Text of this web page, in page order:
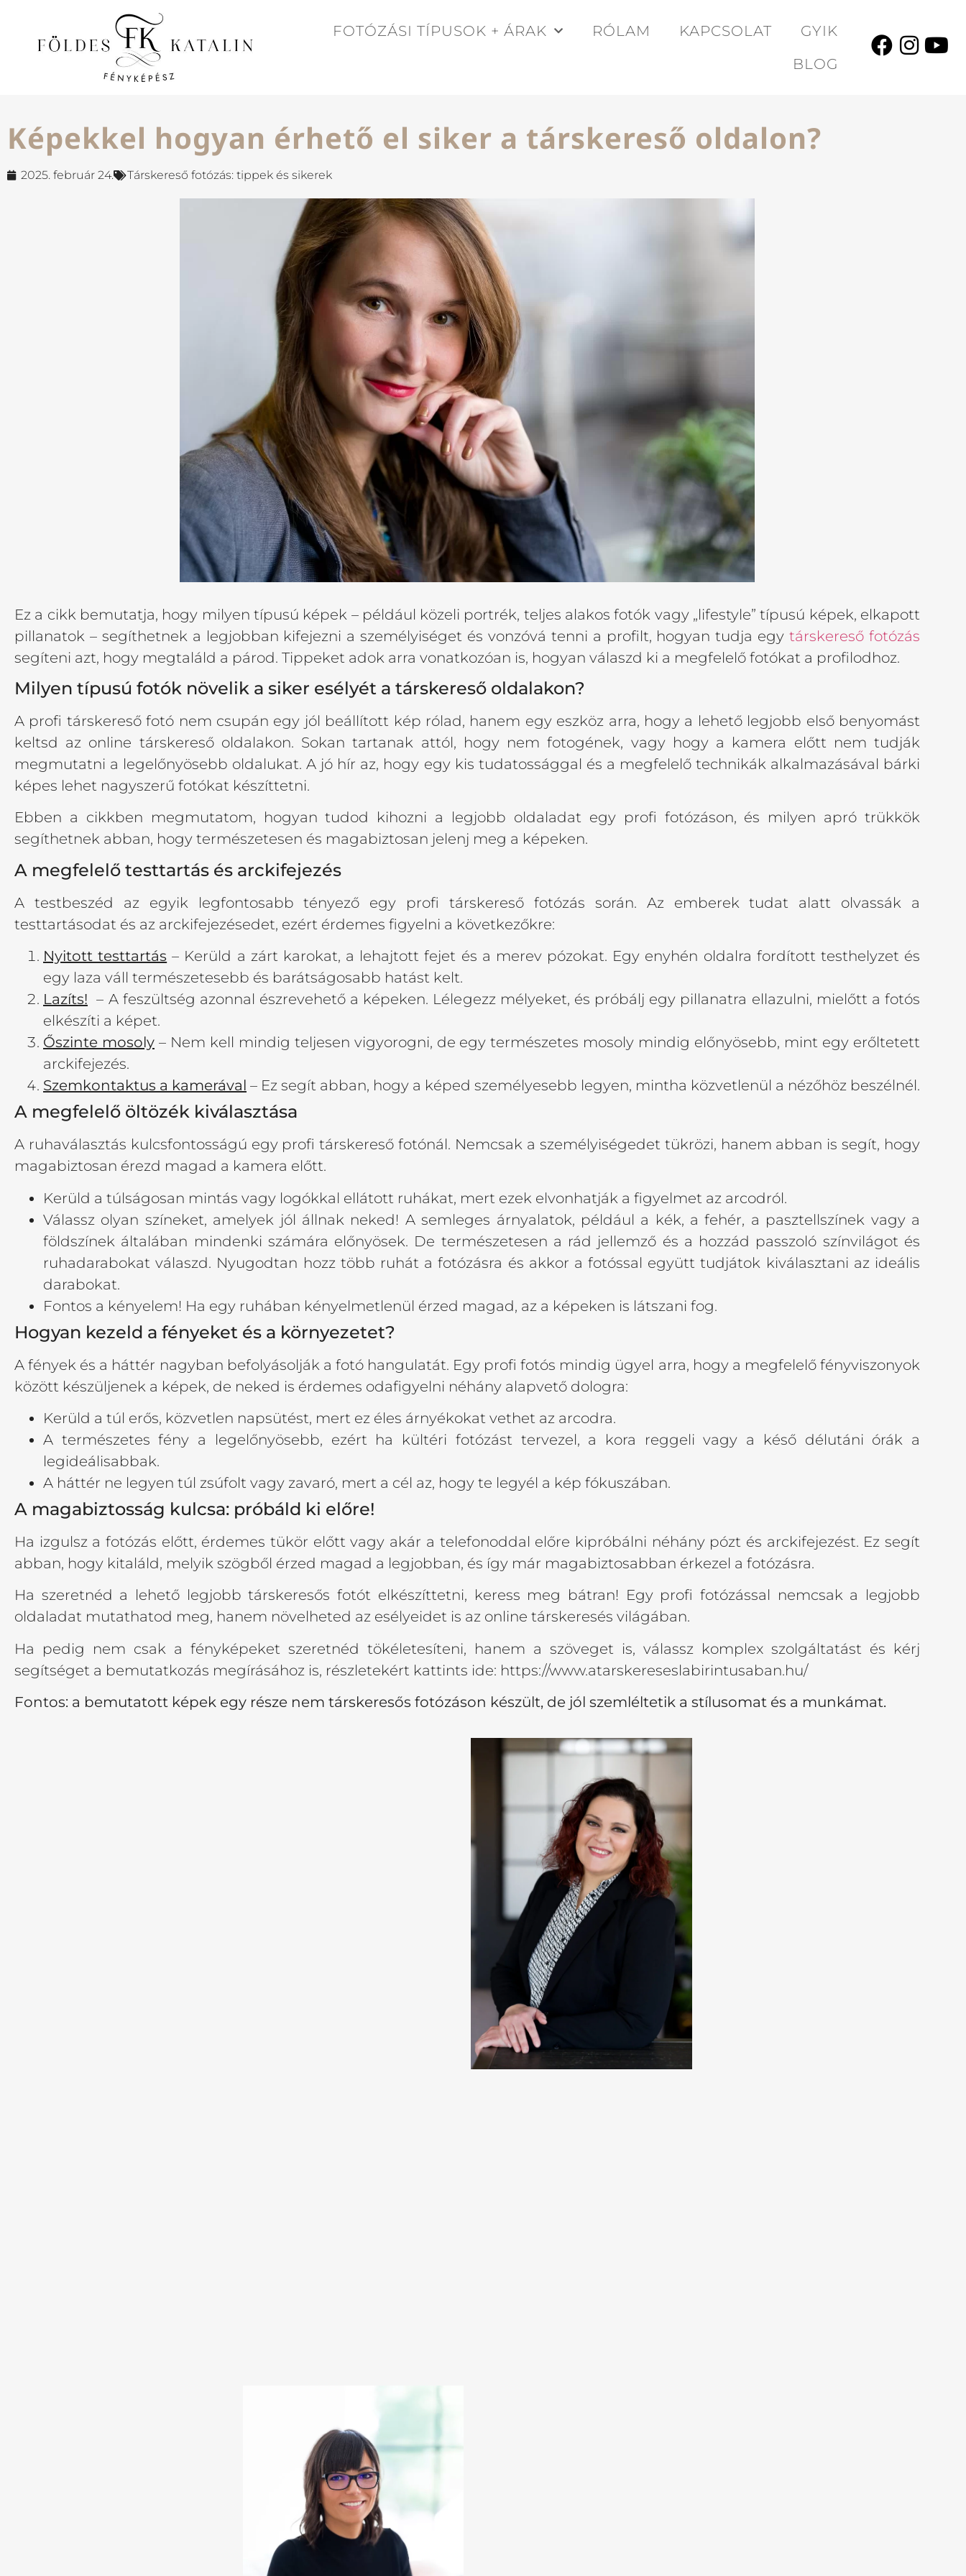
FOTÓZÁSI TÍPUSOK + ÁRAK RÓLAM KAPCSOLAT
GYIK
BLOG
Képekkel hogyan érhető el siker a társkereső oldalon?
2025. február 24. Társkereső fotózás: tippek és sikerek
Ez a cikk bemutatja, hogy milyen típusú képek – például közeli portrék, teljes alakos fotók vagy „lifestyle” típusú képek, elkapott
pillanatok – segíthetnek a legjobban kifejezni a személyiséget és vonzóvá tenni a profilt, hogyan tudja egytárskereső fotózás
segíteni azt, hogy megtaláld a párod. Tippeket adok arra vonatkozóan is, hogyan válaszd ki a megfelelő fotókat a profilodhoz.
Milyen típusú fotók növelik a siker esélyét a társkereső oldalakon?
A profi társkereső fotó nem csupán egy jól beállított kép rólad, hanem egy eszköz arra, hogy a lehető legjobb első benyomást
keltsd az online társkereső oldalakon. Sokan tartanak attól, hogy nem fotogének, vagy hogy a kamera előtt nem tudják
megmutatni a legelőnyösebb oldalukat. A jó hír az, hogy egy kis tudatossággal és a megfelelő technikák alkalmazásával bárki
képes lehet nagyszerű fotókat készíttetni.
Ebben a cikkben megmutatom, hogyan tudod kihozni a legjobb oldaladat egy profi fotózáson, és milyen apró trükkök
segíthetnek abban, hogy természetesen és magabiztosan jelenj meg a képeken.
A megfelelő testtartás és arckifejezés
A testbeszéd az egyik legfontosabb tényező egy profi társkereső fotózás során. Az emberek tudat alatt olvassák a
testtartásodat és az arckifejezésedet, ezért érdemes figyelni a következőkre:
Nyitott testtartás – Kerüld a zárt karokat, a lehajtott fejet és a merev pózokat. Egy enyhén oldalra fordított testhelyzet és
egy laza váll természetesebb és barátságosabb hatást kelt.
Lazíts! – A feszültség azonnal észrevehető a képeken. Lélegezz mélyeket, és próbálj egy pillanatra ellazulni, mielőtt a fotós
elkészíti a képet.
Őszinte mosoly– Nem kell mindig teljesen vigyorogni, de egy természetes mosoly mindig előnyösebb, mint egy erőltetett
arckifejezés.
Szemkontaktus a kamerával – Ez segít abban, hogy a képed személyesebb legyen, mintha közvetlenül a nézőhöz beszélnél.
A megfelelő öltözék kiválasztása
A ruhaválasztás kulcsfontosságú egy profi társkereső fotónál. Nemcsak a személyiségedet tükrözi, hanem abban is segít, hogy
magabiztosan érezd magad a kamera előtt.
Kerüld a túlságosan mintás vagy logókkal ellátott ruhákat, mert ezek elvonhatják a figyelmet az arcodról.
Válassz olyan színeket, amelyek jól állnak neked! A semleges árnyalatok, például a kék, a fehér, a pasztellszínek vagy a
földszínek általában mindenki számára előnyösek. De természetesen a rád jellemző és a hozzád passzoló színvilágot és
ruhadarabokat válaszd. Nyugodtan hozz több ruhát a fotózásra és akkor a fotóssal együtt tudjátok kiválasztani az ideális
darabokat.
Fontos a kényelem! Ha egy ruhában kényelmetlenül érzed magad, az a képeken is látszani fog.
Hogyan kezeld a fényeket és a környezetet?
A fények és a háttér nagyban befolyásolják a fotó hangulatát. Egy profi fotós mindig ügyel arra, hogy a megfelelő fényviszonyok
között készüljenek a képek, de neked is érdemes odafigyelni néhány alapvető dologra:
Kerüld a túl erős, közvetlen napsütést, mert ez éles árnyékokat vethet az arcodra.
A természetes fény a legelőnyösebb, ezért ha kültéri fotózást tervezel, a kora reggeli vagy a késő délutáni órák a
legideálisabbak.
A háttér ne legyen túl zsúfolt vagy zavaró, mert a cél az, hogy te legyél a kép fókuszában.
A magabiztosság kulcsa: próbáld ki előre!
Ha izgulsz a fotózás előtt, érdemes tükör előtt vagy akár a telefonoddal előre kipróbálni néhány pózt és arckifejezést. Ez segít
abban, hogy kitaláld, melyik szögből érzed magad a legjobban, és így már magabiztosabban érkezel a fotózásra.
Ha szeretnéd a lehető legjobb társkeresős fotót elkészíttetni, keress meg bátran! Egy profi fotózással nemcsak a legjobb
oldaladat mutathatod meg, hanem növelheted az esélyeidet is az online társkeresés világában.
Ha pedig nem csak a fényképeket szeretnéd tökéletesíteni, hanem a szöveget is, válassz komplex szolgáltatást és kérj
segítséget a bemutatkozás megírásához is, részletekért kattints ide: https://www.atarskereseslabirintusaban.hu/
Fontos: a bemutatott képek egy része nem társkeresős fotózáson készült, de jól szemléltetik a stílusomat és a munkámat.